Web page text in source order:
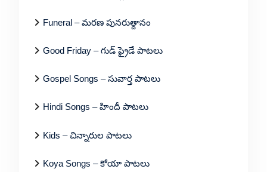
Funeral – మరణ పునరుత్దానం
Good Friday – గుడ్ ఫ్రైడే పాటలు
Gospel Songs – సువార్త పాటలు
Hindi Songs – హిందీ పాటలు
Kids – చిన్నారుల పాటలు
Koya Songs – కోయా పాటలు